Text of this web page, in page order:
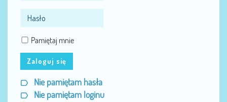
Pamiętaj mnie
Zaloguj się
Nie pamiętam hasła
Nie pamiętam loginu